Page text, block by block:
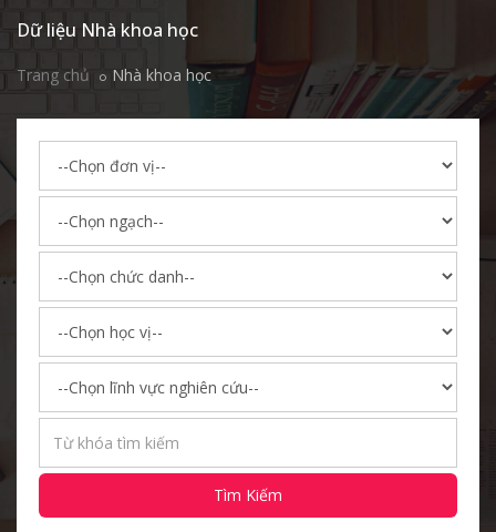
Dữ liệu Nhà khoa học
Trang chủ Nhà khoa học
Tìm Kiếm